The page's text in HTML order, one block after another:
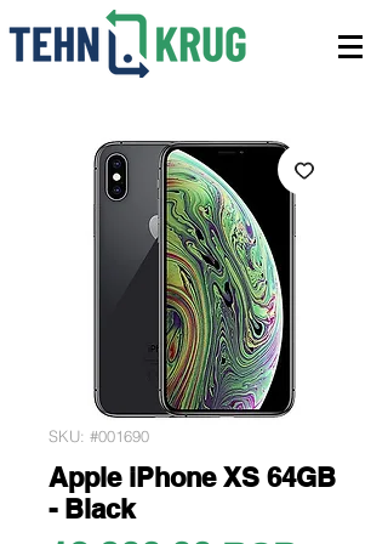
SKU: #001690
Apple iPhone XS 64GB
- Black